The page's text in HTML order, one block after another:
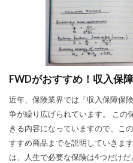
FWDがおすすめ！収入保
近年、保険業界では「収入保障保
争が繰り広げられています。 この
きる内容になっていますので、こ
すすめ商品までを説明していきま
は、人生で必要な保険は4つだけ